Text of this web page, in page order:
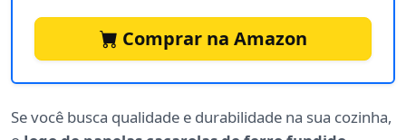
Comprar na Amazon
Se você busca qualidade e durabilidade na sua cozinha,